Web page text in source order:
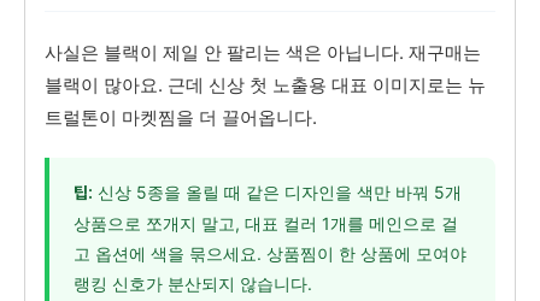
사실은 블랙이 제일 안 팔리는 색은 아닙니다. 재구매는
블랙이 많아요. 근데 신상 첫 노출용 대표 이미지로는 뉴
트럴톤이 마켓찜을 더 끌어옵니다.
팁: 신상 5종을 올릴 때 같은 디자인을 색만 바꿔 5개
상품으로 쪼개지 말고, 대표 컬러 1개를 메인으로 걸
고 옵션에 색을 묶으세요. 상품찜이 한 상품에 모여야
랭킹 신호가 분산되지 않습니다.